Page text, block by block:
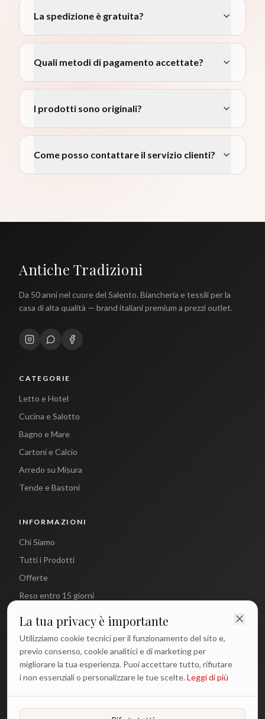
La spedizione è gratuita?
Quali metodi di pagamento accettate?
I prodotti sono originali?
Come posso contattare il servizio clienti?
Antiche Tradizioni
Da 50 anni nel cuore del Salento. Biancheria e tessili per la
casa di alta qualità — brand italiani premium a prezzi outlet.
CATEGORIE
Letto e Hotel
Cucina e Salotto
Bagno e Mare
Cartoni e Calcio
Arredo su Misura
Tende e Bastoni
INFORMAZIONI
Chi Siamo
Tutti i Prodotti
Offerte
Reso entro 15 giorni
CONTATTI
info@antichetradizioni.it
+39 329 617 1194
Lun - Ven: 9:00 - 18:00
La tua privacy è importante
Utilizziamo cookie tecnici per il funzionamento del sito e,
previo consenso, cookie analitici e di marketing per
migliorare la tua esperienza. Puoi accettare tutto, rifiutare
i non essenziali o personalizzare le tue scelte.Leggi di più